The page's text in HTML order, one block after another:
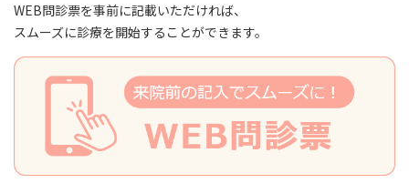
WEB問診票を事前に記載いただければ、
スムーズに診療を開始することができます。